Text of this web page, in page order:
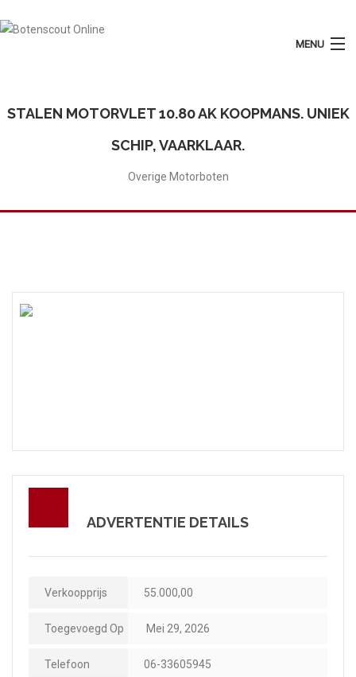
MENU
Plaats Advertentie
STALEN MOTORVLET 10.80 AK KOOPMANS. UNIEK
SCHIP, VAARKLAAR.
Overige Motorboten
ADVERTENTIE DETAILS
Verkoopprijs 55.000,00
Toegevoegd Op Mei 29, 2026
Telefoon 06-33605945